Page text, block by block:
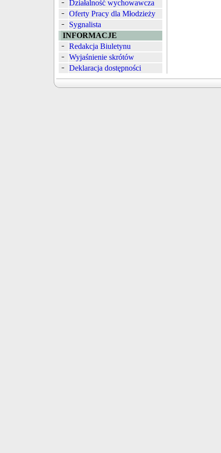
Działalność wychowawcza
Oferty Pracy dla Młodzieży
Sygnalista
INFORMACJE
Redakcja Biuletynu
Wyjaśnienie skrótów
Deklaracja dostępności